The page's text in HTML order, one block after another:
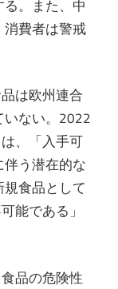
。また、中
費者は警戒
は欧州連合
いない。2022
、「入手可
う潜在的な
食品として
能である」
品の危険性